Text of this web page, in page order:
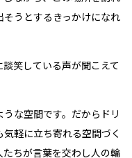
うとするきっかけになれ
笑している声が聞こえて
な空間です。だからドリ
軽に立ち寄れる空間づく
ちが言葉を交わし人の輪